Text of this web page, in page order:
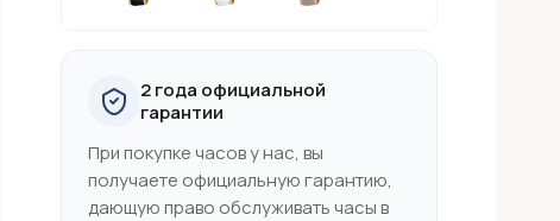
2 года официальной
гарантии
При покупке часов у нас, вы
получаете официальную гарантию,
дающую право обслуживать часы в